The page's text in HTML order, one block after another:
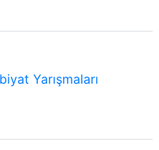
Yarışmaları